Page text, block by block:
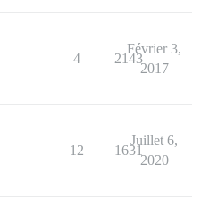
4 2143
Février 3,
2017
12 1631
Juillet 6,
2020